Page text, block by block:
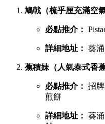
鳩戟（梳乎厘充滿空
必點推介：
詳細地址： 葵
蕉積妹（人氣泰式香
必點推介： 招
煎餅
詳細地址： 葵